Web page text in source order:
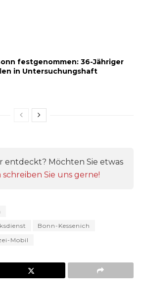
festgenommen: 36-Jähriger
in Untersuchungshaft
entdeckt? Möchten Sie etwas
schreiben Sie uns gerne!
Bonn-Kessenich
Mobil